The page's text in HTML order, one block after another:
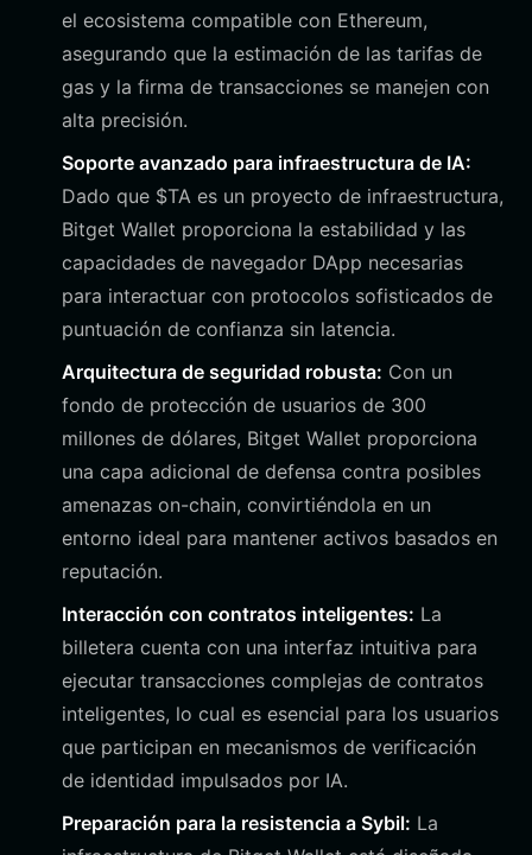
el ecosistema compatible con Ethereum,
asegurando que la estimación de las tarifas de
gas y la firma de transacciones se manejen con
alta precisión.
Soporte avanzado para infraestructura de IA:
Dado que $TA es un proyecto de infraestructura,
Bitget Wallet proporciona la estabilidad y las
capacidades de navegador DApp necesarias
para interactuar con protocolos sofisticados de
puntuación de confianza sin latencia.
Arquitectura de seguridad robusta: Con un
fondo de protección de usuarios de 300
millones de dólares, Bitget Wallet proporciona
una capa adicional de defensa contra posibles
amenazas on-chain, convirtiéndola en un
entorno ideal para mantener activos basados en
reputación.
Interacción con contratos inteligentes: La
billetera cuenta con una interfaz intuitiva para
ejecutar transacciones complejas de contratos
inteligentes, lo cual es esencial para los usuarios
que participan en mecanismos de verificación
de identidad impulsados por IA.
Preparación para la resistencia a Sybil: La